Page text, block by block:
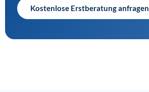
Kostenlose Erstberatung anfragen